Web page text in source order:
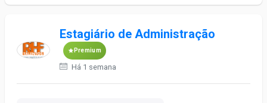
Estagiário de Administração
Premium
Há 1 semana